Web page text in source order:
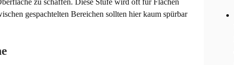
zu schaffen. Diese Stufe wird oft für Flächen
gespachtelten Bereichen sollten hier kaum spürbar